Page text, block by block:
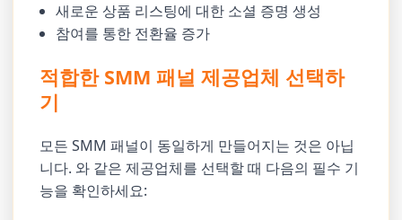
새로운 상품 리스팅에 대한 소셜 증명 생성
참여를 통한 전환율 증가
적합한 SMM 패널 제공업체 선택하
기
모든 SMM 패널이 동일하게 만들어지는 것은 아닙
니다. 와 같은 제공업체를 선택할 때 다음의 필수 기
능을 확인하세요: